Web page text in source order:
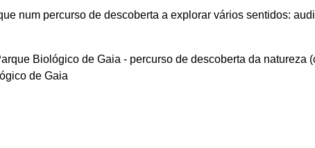
num percurso de descoberta a explorar vários sentidos:
Biológico de Gaia - percurso de descoberta da natureza
de Gaia